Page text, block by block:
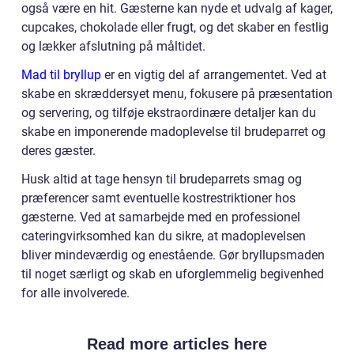
også være en hit. Gæsterne kan nyde et udvalg af kager,
cupcakes, chokolade eller frugt, og det skaber en festlig
og lækker afslutning på måltidet.
Mad til bryllup er en vigtig del af arrangementet. Ved at
skabe en skræddersyet menu, fokusere på præsentation
og servering, og tilføje ekstraordinære detaljer kan du
skabe en imponerende madoplevelse til brudeparret og
deres gæster.
Husk altid at tage hensyn til brudeparrets smag og
præferencer samt eventuelle kostrestriktioner hos
gæsterne. Ved at samarbejde med en professionel
cateringvirksomhed kan du sikre, at madoplevelsen
bliver mindeværdig og enestående. Gør bryllupsmaden
til noget særligt og skab en uforglemmelig begivenhed
for alle involverede.
Read more articles here